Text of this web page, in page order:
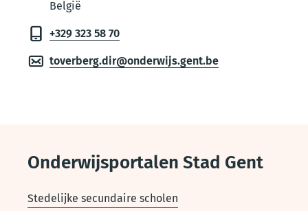
België
+329 323 58 70
toverberg.dir@onderwijs.gent.be
Onderwijsportalen Stad Gent
Stedelijke secundaire scholen